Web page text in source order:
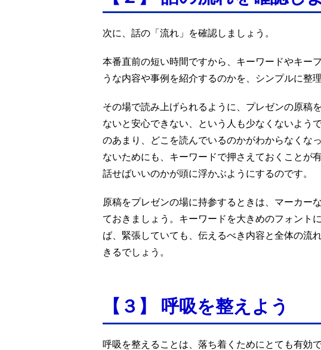
次に、話の「流れ」を確認しましょう。
本番直前の短い時間ですから、キーワードやキー
うな内容や事例を紹介するのかを、シンプルに整
その場で読み上げられるように、プレゼンの原稿
ないと安心できない、という人も少なくないよう
のあまり、どこを読んでいるのかがわからなくな
ないためにも、キーワードで押さえておくことが
話せばいいのかが頭に浮かぶようにするのです。
原稿をプレゼンの場に持参するときは、マーカー
ておきましょう。キーワードを大きめのフォント
ば、緊張していても、伝えるべき内容と全体の流
きるでしょう。
【３】 呼吸を整えよう
呼吸を整えることは、落ち着くためにとても有効で